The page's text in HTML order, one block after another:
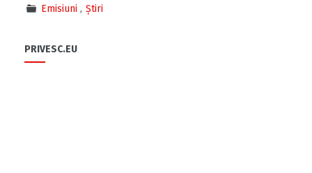
Emisiuni Știri
PRIVESC.EU